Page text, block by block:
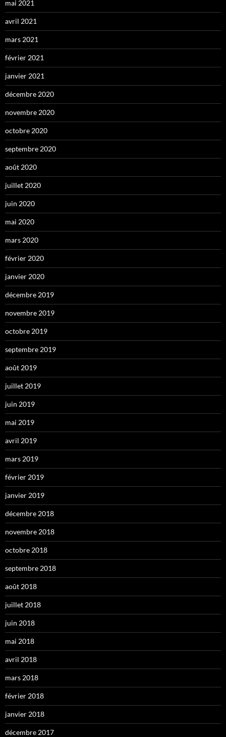
mai 2021
avril 2021
mars 2021
février 2021
janvier 2021
décembre 2020
novembre 2020
octobre 2020
septembre 2020
août 2020
juillet 2020
juin 2020
mai 2020
mars 2020
février 2020
janvier 2020
décembre 2019
novembre 2019
octobre 2019
septembre 2019
août 2019
juillet 2019
juin 2019
mai 2019
avril 2019
mars 2019
février 2019
janvier 2019
décembre 2018
novembre 2018
octobre 2018
septembre 2018
août 2018
juillet 2018
juin 2018
mai 2018
avril 2018
mars 2018
février 2018
janvier 2018
décembre 2017